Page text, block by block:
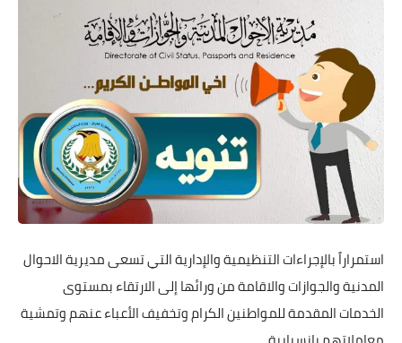
استمراراً بالإجراءات التنظيمية والإدارية التي تسعى مديرية الاحوال
المدنية والجوازات والاقامة من ورائها إلى الارتقاء بمستوى
الخدمات المقدمة للمواطنين الكرام وتخفيف الأعباء عنهم وتمشية